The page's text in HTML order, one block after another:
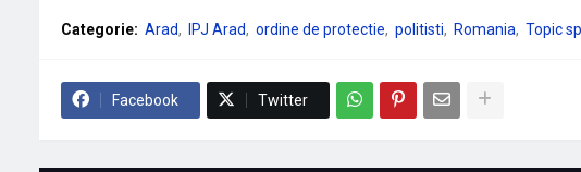
Categorie: Arad IPJ Arad ordine de protectie politisti Romania Topic
Facebook Twitter